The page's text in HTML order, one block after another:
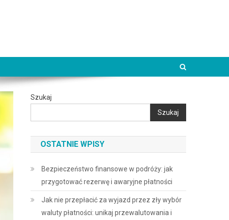
Szukaj
Szukaj
OSTATNIE WPISY
Bezpieczeństwo finansowe w podróży: jak
przygotować rezerwę i awaryjne płatności
Jak nie przepłacić za wyjazd przez zły wybór
waluty płatności: unikaj przewalutowania i